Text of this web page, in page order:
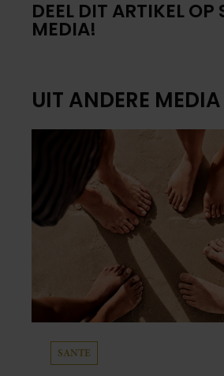
DEEL DIT ARTIKEL OP
MEDIA!
UIT ANDERE MEDIA
SANTE